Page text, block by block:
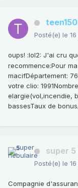
Posté(e) le
oups! :lol2: J'ai cru
recommence:Pour
macifDépartement:
votre clio:
elargie(vol,incendie,
bassesTaux de
super
Posté(e) le
Compagnie